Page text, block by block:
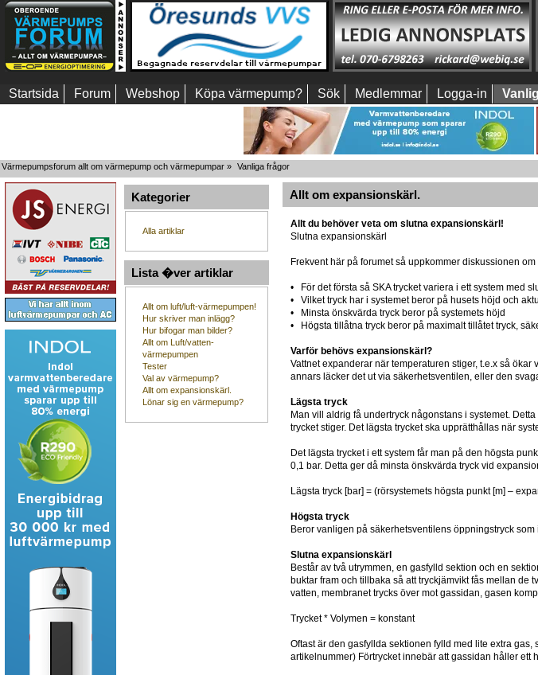
Startsida Forum Webshop Köpa värmepump? Sök Medlemmar Logga-in
Värmepumpsforum allt om värmepump och värmepumpar » Vanliga frågor
Kategorier
Alla artiklar
Lista �ver artiklar
Allt om luft/luft-värmepumpen!
Hur skriver man inlägg?
Hur bifogar man bilder?
Allt om Luft/vatten-
värmepumpen
Tester
Val av värmepump?
Allt om expansionskärl.
Lönar sig en värmepump?
Allt om expansionskärl.
Allt du behöver veta om slutna expansionskärl!
Slutna expansionskärl
Frekvent här på forumet så uppkommer diskussionen
• För det första så SKA trycket variera i ett system med
• Vilket tryck har i systemet beror på husets höjd och
• Minsta önskvärda tryck beror på systemets höjd
• Högsta tillåtna tryck beror på maximalt tillåtet tryck,
Varför behövs expansionskärl?
Vattnet expanderar när temperaturen stiger, t.e.x så ökar
annars läcker det ut via säkerhetsventilen, eller den
Lägsta tryck
Man vill aldrig få undertryck någonstans i systemet.
trycket stiger. Det lägsta trycket ska upprätthållas när
Det lägsta trycket i ett system får man på den högsta
0,1 bar. Detta ger då minsta önskvärda tryck vid
Lägsta tryck [bar] = (rörsystemets högsta punkt [m] –
Högsta tryck
Beror vanligen på säkerhetsventilens öppningstryck
Slutna expansionskärl
Består av två utrymmen, en gasfylld sektion och en
buktar fram och tillbaka så att tryckjämvikt fås mellan de
vatten, membranet trycks över mot gassidan, gasen
Trycket * Volymen = konstant
Oftast är den gasfyllda sektionen fylld med lite extra
artikelnummer) Förtrycket innebär att gassidan håller ett